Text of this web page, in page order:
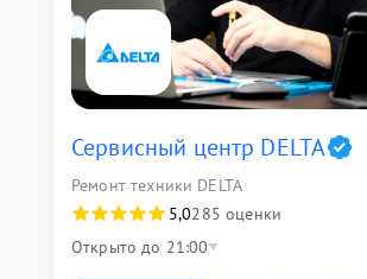
Сервисный центр DELTA
Ремонт техники DELTA
5,0285 оценки
Открыто до 21:00